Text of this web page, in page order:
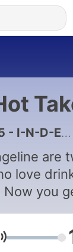
P-E-N-D-E-N-T Do You Know What That Means?
are
love
Now you
Volumen